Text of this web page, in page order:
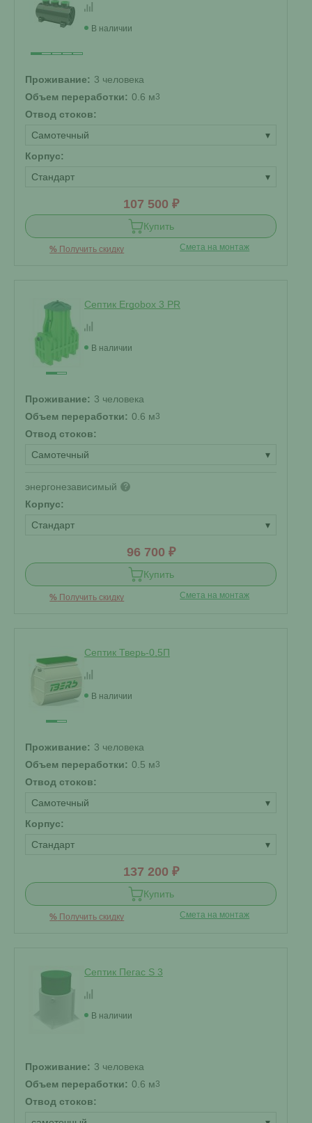
В наличии
Проживание: 3 человека
Объем переработки: 0.6 м3
Отвод стоков:
Самотечный
▾
Корпус:
Стандарт
▾
107 500 ₽
Купить
% Получить скидку Смета на монтаж
Септик Ergobox 3 PR
В наличии
Проживание: 3 человека
Объем переработки: 0.6 м3
Отвод стоков:
Самотечный
▾
энергонезависимый ?
Корпус:
Стандарт
▾
96 700 ₽
Купить
% Получить скидку Смета на монтаж
Септик Тверь-0,5П
В наличии
Проживание: 3 человека
Объем переработки: 0.5 м3
Отвод стоков:
Самотечный
▾
Корпус:
Стандарт
▾
137 200 ₽
Купить
% Получить скидку Смета на монтаж
Септик Пегас S 3
В наличии
Проживание: 3 человека
Объем переработки: 0.6 м3
Отвод стоков: